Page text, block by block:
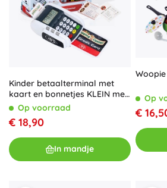
Kinder betaalterminal met
kaart en bonnetjes KLEIN met
geluid
Op voorraad
€ 18,90
In mandje
Op
€